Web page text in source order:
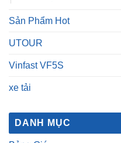
xe tải
DANH MỤC
Bảng Giá
Bảng Giá Màn Hình Android
Dịch vụ chăm sóc xe
Dịch vụ sửa chữa